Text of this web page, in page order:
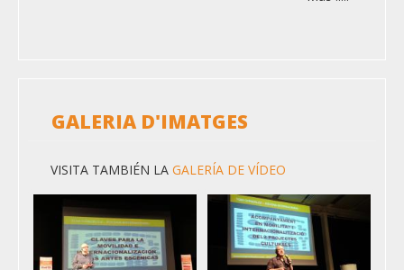
GALERIA D'IMATGES
VISITA TAMBIÉN LA GALERÍA DE VÍDEO